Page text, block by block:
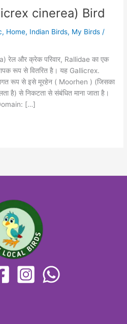
cinerea) Bird
, Home, Indian Birds, My Birds /
और क्रेक परिवार, Rallidae का एक
रूप से वितरित है। यह Gallicrex.
रूप से इसे मूरहेन ( Moorhen ) (जिसका
है) से निकटता से संबंधित माना जाता है।
[…]